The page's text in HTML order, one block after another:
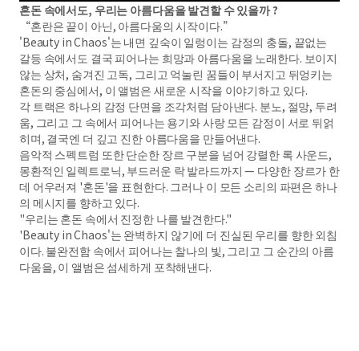
혼돈 속에서도, 우리는 아름다움을 발견할 수 있을까 ?
“혼란은 끝이 아닌, 아름다움의 시작이다.”
'Beauty in Chaos'는 내면 깊숙이 일렁이는 감정의 충돌, 끝없는
갈등 속에서도 결국 피어나는 희망과 아름다움을 노래한다. 보이지
않는 상처, 숨겨진 고독, 그리고 억눌린 꿈들이 부서지고 뒤엉키는
혼돈의 중심에서, 이 앨범은 새로운 시작을 이야기하고 있다.
각 트랙은 하나의 감정 단면을 조각처럼 담아낸다. 분노, 절망, 두려
움, 그리고 그 속에서 피어나는 용기와 사랑 모든 감정이 서로 뒤얽
히며, 결국엔 더 깊고 진한 아름다움을 만들어낸다.
음악적 스펙트럼 또한 단순한 장르 구분을 넘어 강렬한 록 사운드,
몽환적인 일렉트로닉, 부드러운 락 발라드까지 — 다양한 장르가 한
데 어우러져 '혼돈'을 표현한다. 그러나 이 모든 소리의 파편은 하나
의 메시지를 향하고 있다.
"우리는 혼돈 속에서 진정한 나를 발견한다."
'Beauty in Chaos'는 완벽하지 않기에 더 진실된 우리를 향한 외침
이다. 불완전함 속에서 피어나는 찰나의 빛, 그리고 그 순간의 아름
다움을, 이 앨범은 섬세하게 포착해낸다.